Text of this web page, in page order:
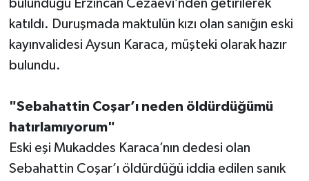
bulunduğu Erzincan Cezaevi’nden getirilerek
katıldı. Duruşmada maktulün kızı olan sanığın eski
kayınvalidesi Aysun Karaca, müşteki olarak hazır
bulundu.
"Sebahattin Coşar’ı neden öldürdüğümü
hatırlamıyorum"
Eski eşi Mukaddes Karaca’nın dedesi olan
Sebahattin Coşar’ı öldürdüğü iddia edilen sanık